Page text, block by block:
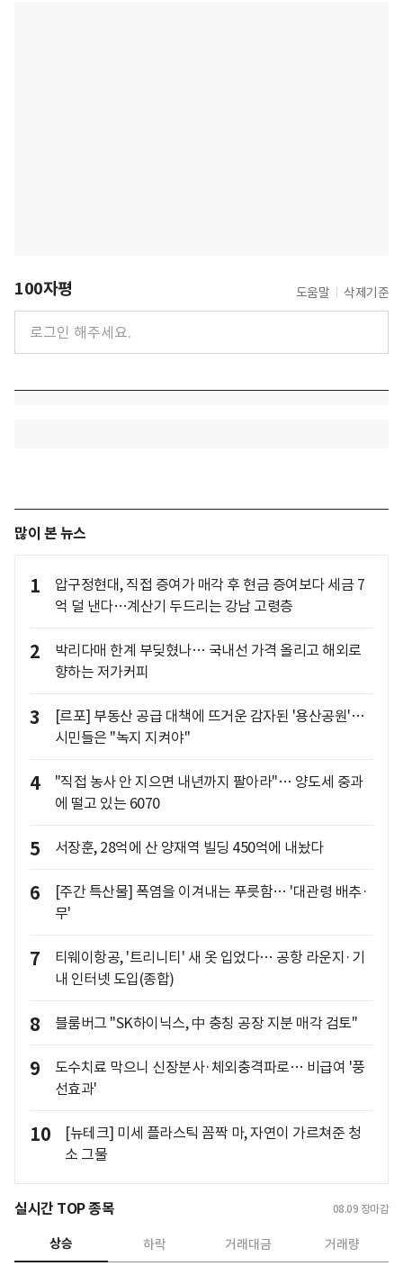
100자평 도움말 삭제기준
많이 본 뉴스
1
압구정현대, 직접 증여가 매각 후 현금 증여보다 세금 7
억 덜 낸다…계산기 두드리는 강남 고령층
2
박리다매 한계 부딪혔나… 국내선 가격 올리고 해외로
향하는 저가커피
3
[르포] 부동산 공급 대책에 뜨거운 감자된 '용산공원'…
시민들은 "녹지 지켜야"
4
"직접 농사 안 지으면 내년까지 팔아라"… 양도세 중과
에 떨고 있는 6070
5 서장훈, 28억에 산 양재역 빌딩 450억에 내놨다
6
[주간 특산물] 폭염을 이겨내는 푸릇함… '대관령 배추·
무'
7
티웨이항공, '트리니티' 새 옷 입었다… 공항 라운지·기
내 인터넷 도입(종합)
8 블룸버그 "SK하이닉스, 中 충칭 공장 지분 매각 검토"
9
도수치료 막으니 신장분사·체외충격파로… 비급여 '풍
선효과'
10
[뉴테크] 미세 플라스틱 꼼짝 마, 자연이 가르쳐준 청
소 그물
실시간 TOP 종목 08.09 장마감
상승 하락 거래대금 거래량